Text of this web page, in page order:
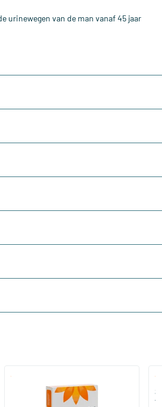
urinewegen van de man vanaf 45 jaar
Bio-Kult Probiotica